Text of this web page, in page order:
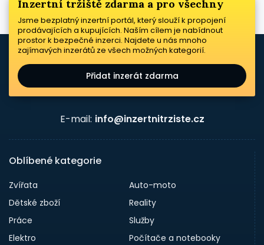
Inzertní tržiště zdarma a pro všechny
Jsme bezplatný inzertní portál, který slouží k propojení
prodávajících a kupujících. Naším cílem je nabídnout
prostor k bezpečné inzerci. Najdete u nás mnoho
zajímavých inzerátů ze všech možných kategorií.
Přidat inzerát zdarma
E-mail: info@inzertnitrziste.cz
Oblíbené kategorie
Zvířata
Auto-moto
Dětské zboží
Reality
Práce
Služby
Elektro
Počítače a notebooky